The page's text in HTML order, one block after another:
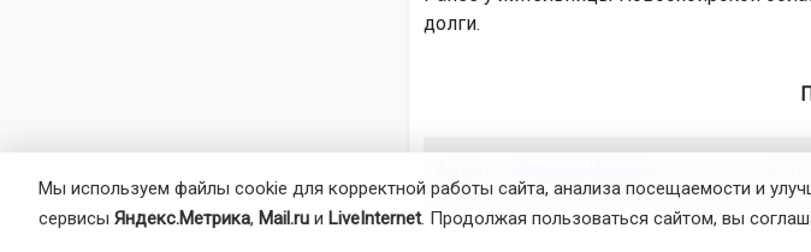
долги.
Агентство новостейОТС-Горсайт
Мы используем файлы cookie для корректной работы сайта, анализа посещаемости и
сервисы Яндекс.Метрика, Mail.ru и LiveInternet. Продолжая пользоваться сайтом, вы